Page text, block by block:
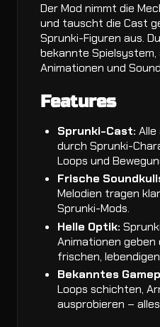
Der Mod nimmt die
und tauscht die Cast
Sprunki-Figuren aus.
bekannte
Animationen und
Features
Sprunki-Cast:
durch Sprunki-
Loops und
Frische
Melodien tragen
Sprunki-Mods.
Helle Optik:
Animationen geben
frischen,
Bekanntes
Loops schichten,
ausprobieren –